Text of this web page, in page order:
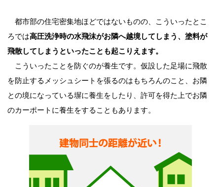
都市部の住宅密集地ほどではないものの、こういったとこ
ろでは高圧洗浄時の水飛沫がお隣へ越境してしまう、塗料が
飛散してしまうといったことも起こりえます。
こういったことを防ぐのが養生です。仮設した足場に飛散
を防止するメッシュシートを張るのはもちろんのこと、お隣
との境になっている塀に養生をしたり、許可を得た上でお隣
のカーポートに養生をすることもあります。